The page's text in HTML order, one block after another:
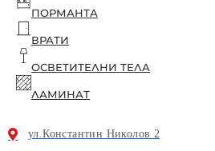
ПОРМАНТА
ВРАТИ
ОСВЕТИТЕЛНИ ТЕЛА
ЛАМИНАТ
ул.Константин Николов 2